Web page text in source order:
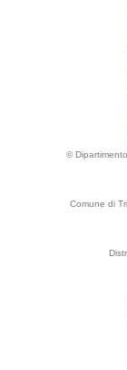
©
Comune di